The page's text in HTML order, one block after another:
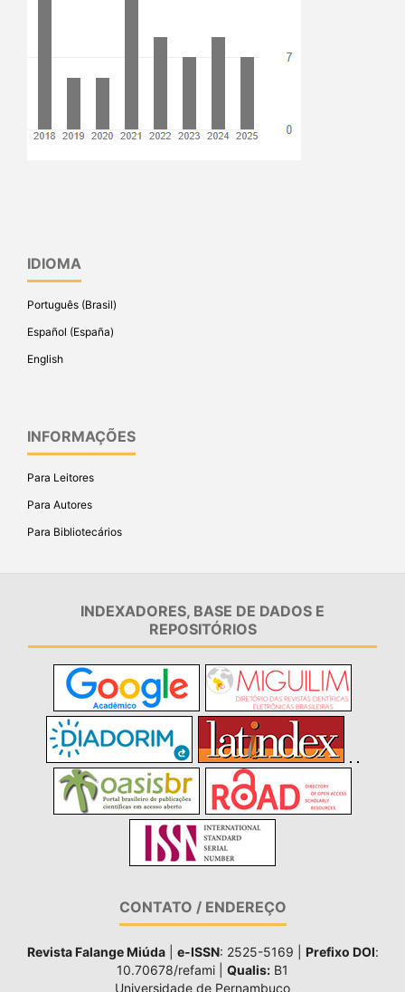
IDIOMA
Português (Brasil)
Español (España)
English
INFORMAÇÕES
Para Leitores
Para Autores
Para Bibliotecários
INDEXADORES, BASE DE DADOS E
REPOSITÓRIOS
CONTATO / ENDEREÇO
Revista Falange Miúda| e-ISSN: 2525-5169 | Prefixo DOI:
10.70678/refami | Qualis: B1
Universidade de Pernambuco